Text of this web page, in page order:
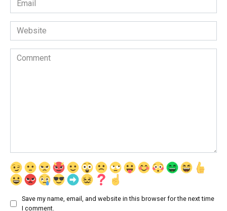
*
Website
Comment
Save my name, email, and website in this browser for the next time
I comment.